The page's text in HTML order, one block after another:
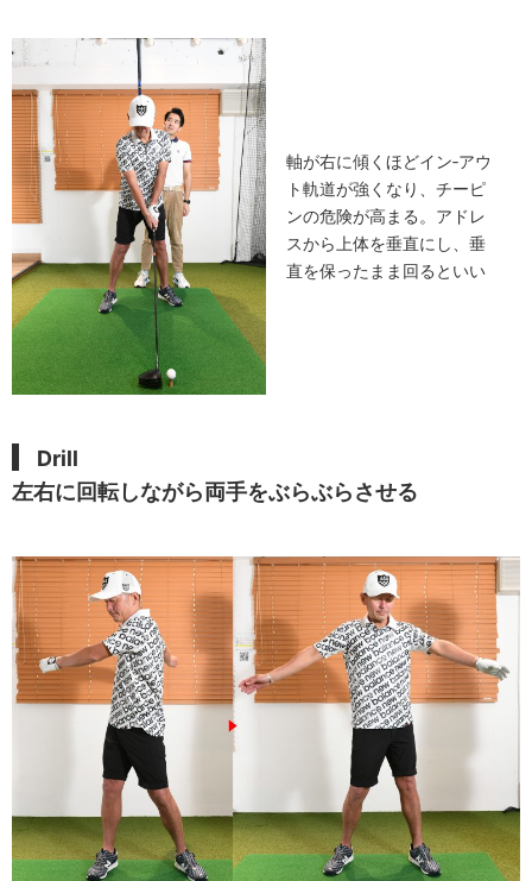
軸が右に傾くほどイン‐アウ
ト軌道が強くなり、チーピ
ンの危険が高まる。アドレ
スから上体を垂直にし、垂
直を保ったまま回るといい
Drill
左右に回転しながら両手をぶらぶらさせる